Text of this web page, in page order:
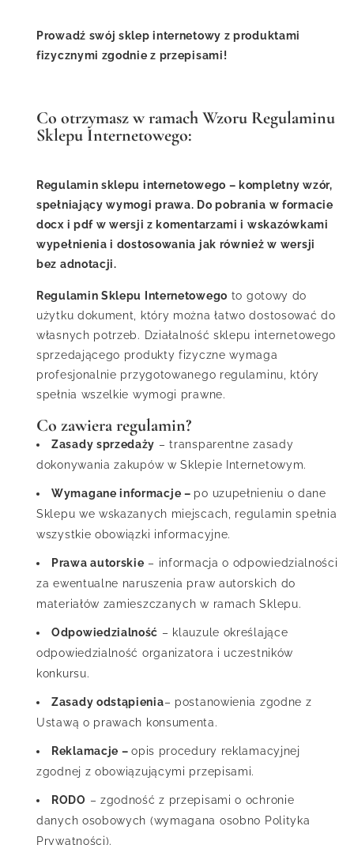
Prowadź swój sklep internetowy z produktami
fizycznymi zgodnie z przepisami!
Co otrzymasz w ramach Wzoru Regulaminu
Sklepu Internetowego:
Regulamin sklepu internetowego – kompletny wzór,
spełniający wymogi prawa. Do pobrania w formacie
docx i pdf w wersji z komentarzami i wskazówkami
wypełnienia i dostosowania jak również w wersji
bez adnotacji.
Regulamin Sklepu Internetowego to gotowy do
użytku dokument, który można łatwo dostosować do
własnych potrzeb. Działalność sklepu internetowego
sprzedającego produkty fizyczne wymaga
profesjonalnie przygotowanego regulaminu, który
spełnia wszelkie wymogi prawne.
Co zawiera regulamin?
Zasady sprzedaży – transparentne zasady
dokonywania zakupów w Sklepie Internetowym.
Wymagane informacje – po uzupełnieniu o dane
Sklepu we wskazanych miejscach, regulamin spełnia
wszystkie obowiązki informacyjne.
Prawa autorskie – informacja o odpowiedzialności
za ewentualne naruszenia praw autorskich do
materiałów zamieszczanych w ramach Sklepu.
Odpowiedzialność – klauzule określające
odpowiedzialność organizatora i uczestników
konkursu.
Zasady odstąpienia– postanowienia zgodne z
Ustawą o prawach konsumenta.
Reklamacje –opis procedury reklamacyjnej
zgodnej z obowiązującymi przepisami.
RODO – zgodność z przepisami o ochronie
danych osobowych (wymagana osobno Polityka
Prywatności).